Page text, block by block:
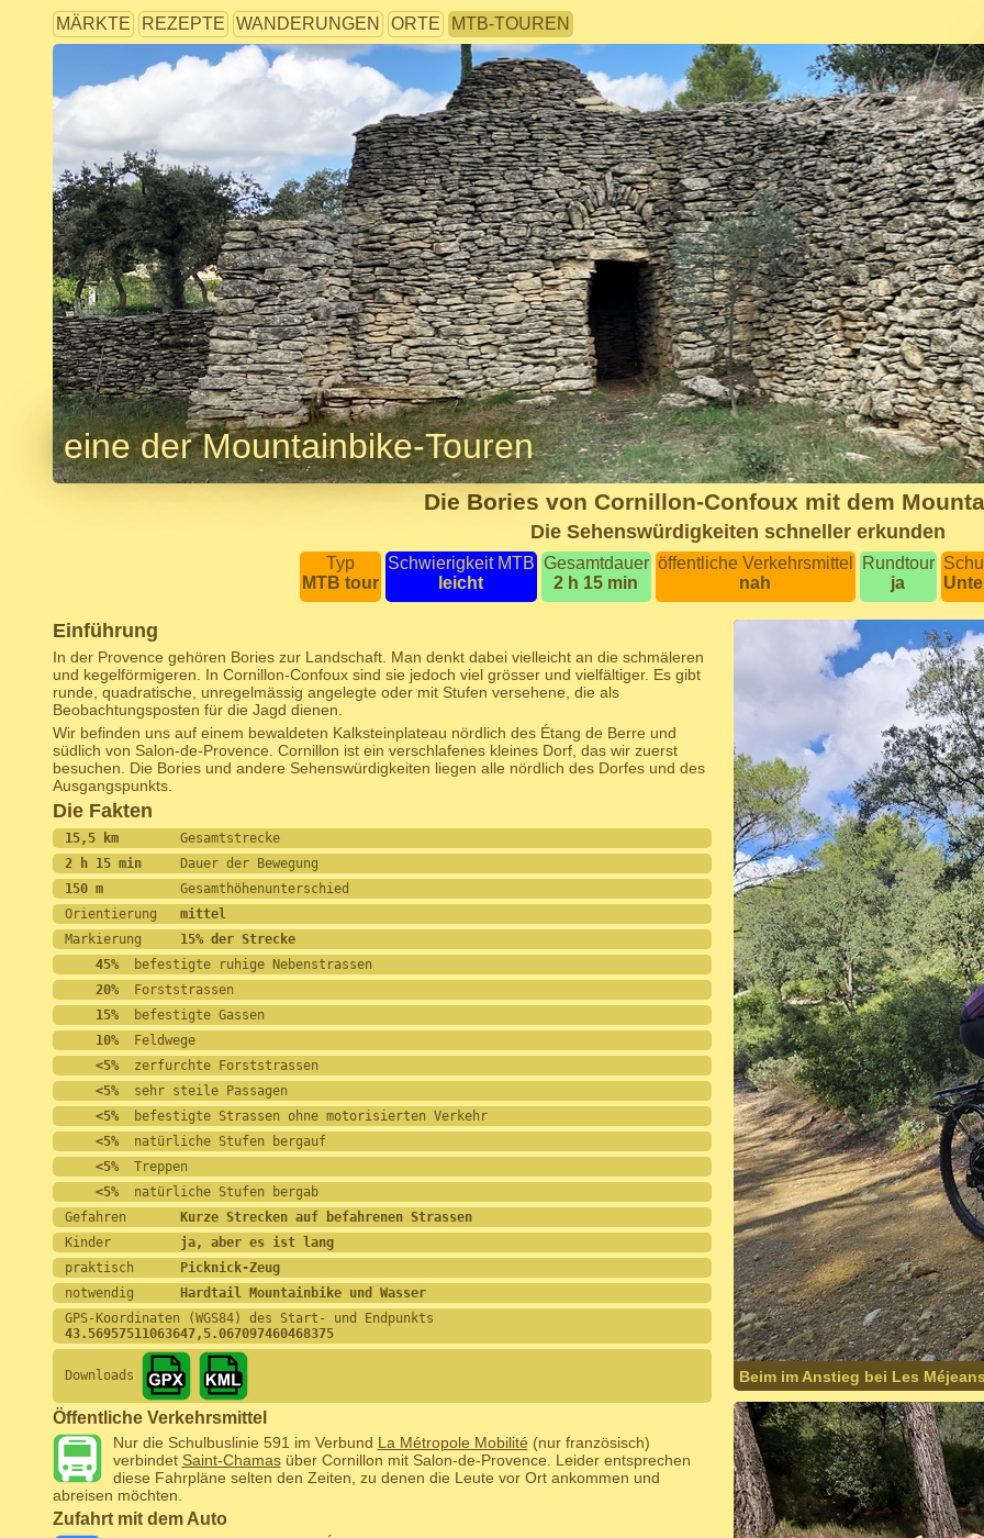
MÄRKTE REZEPTE WANDERUNGEN ORTE MTB-TOUREN
eine der Mountainbike-Touren
Die Bories von Cornillon-Confoux mit dem
Die Sehenswürdigkeiten schneller erkunden
Typ
MTB tour
Schwierigkeit MTB
leicht
Gesamtdauer
2 h 15 min
öffentliche Verkehrsmittel
nah
Rundtour
ja
Einführung
In der Provence gehören Bories zur Landschaft. Man denkt dabei vielleicht an die schmäleren
und kegelförmigeren. In Cornillon-Confoux sind sie jedoch viel grösser und vielfältiger. Es gibt
runde, quadratische, unregelmässig angelegte oder mit Stufen versehene, die als
Beobachtungsposten für die Jagd dienen.
Wir befinden uns auf einem bewaldeten Kalksteinplateau nördlich des Étang de Berre und
südlich von Salon-de-Provence. Cornillon ist ein verschlafenes kleines Dorf, das wir zuerst
besuchen. Die Bories und andere Sehenswürdigkeiten liegen alle nördlich des Dorfes und des
Ausgangspunkts.
Die Fakten
15,5 km Gesamtstrecke
2 h 15 min
Dauer der Bewegung
150 m Gesamthöhenunterschied
Orientierung mittel
Markierung 15% der Strecke
    45%
  befestigte ruhige Nebenstrassen
    20%
  Forststrassen
    15%
  befestigte Gassen
    10%
  Feldwege
    <5%
  zerfurchte Forststrassen
    <5%
  sehr steile Passagen
    <5%
  befestigte Strassen ohne motorisierten Verkehr
    <5%
  natürliche Stufen bergauf
    <5%
  Treppen
    <5%
  natürliche Stufen bergab
Gefahren
Kurze Strecken auf befahrenen Strassen
Kinder ja, aber es ist lang
praktisch
Picknick-Zeug
notwendig
Hardtail Mountainbike und Wasser
GPS-Koordinaten (WGS84) des Start- und Endpunkts
43.56957511063647,5.067097460468375
Downloads
Öffentliche Verkehrsmittel
Nur die Schulbuslinie 591 im Verbund La Métropole Mobilité (nur französisch)
verbindet Saint-Chamasüber Cornillon mit Salon-de-Provence. Leider entsprechen
diese Fahrpläne selten den Zeiten, zu denen die Leute vor Ort ankommen und
abreisen möchten.
Zufahrt mit dem Auto
Beim im Anstieg bei Les